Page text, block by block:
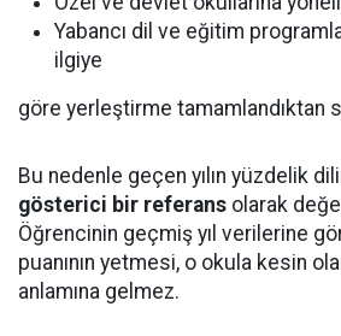
Yabancı dil ve eğitim
ilgiye
göre yerleştirme tamamlandıktan
Bu nedenle geçen yılın yüzdelik
gösterici bir referans olarak
Öğrencinin geçmiş yıl verilerine
puanının yetmesi, o okula kesin
anlamına gelmez.